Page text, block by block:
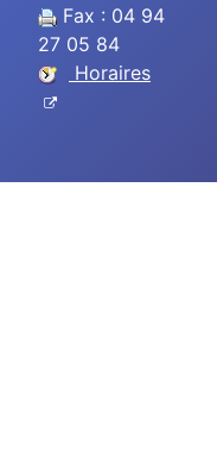
Fax : 04 94
27 05 84
Horaires